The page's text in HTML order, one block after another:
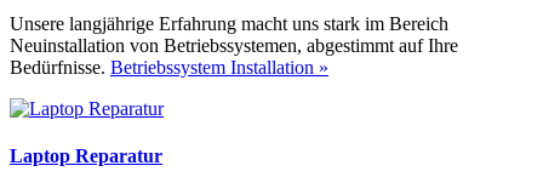
Unsere langjährige Erfahrung macht uns stark im Bereich
Neuinstallation von Betriebssystemen, abgestimmt auf Ihre
Bedürfnisse. Betriebssystem Installation »
Laptop Reparatur